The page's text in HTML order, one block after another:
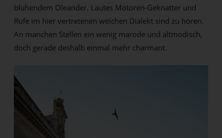
blühendem Oleander. Lautes Motoren-Geknatter und
Rufe im hier vertretenen weichen Dialekt sind zu hören.
An manchen Stellen ein wenig marode und altmodisch,
doch gerade deshalb einmal mehr charmant.